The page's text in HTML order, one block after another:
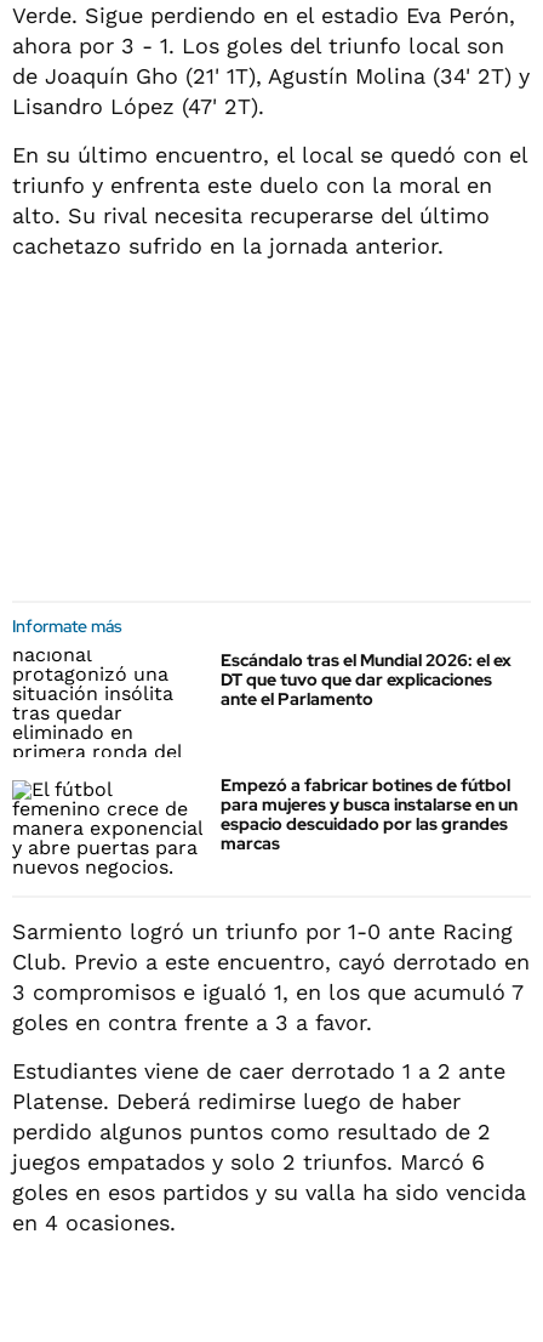
Verde. Sigue perdiendo en el estadio Eva Perón,
ahora por 3 - 1. Los goles del triunfo local son
de Joaquín Gho (21' 1T), Agustín Molina (34' 2T) y
Lisandro López (47' 2T).
En su último encuentro, el local se quedó con el
triunfo y enfrenta este duelo con la moral en
alto. Su rival necesita recuperarse del último
cachetazo sufrido en la jornada anterior.
Informate más
Escándalo tras el Mundial 2026: el ex
DT que tuvo que dar explicaciones
ante el Parlamento
Empezó a fabricar botines de fútbol
para mujeres y busca instalarse en un
espacio descuidado por las grandes
marcas
Sarmiento logró un triunfo por 1-0 ante Racing
Club. Previo a este encuentro, cayó derrotado en
3 compromisos e igualó 1, en los que acumuló 7
goles en contra frente a 3 a favor.
Estudiantes viene de caer derrotado 1 a 2 ante
Platense. Deberá redimirse luego de haber
perdido algunos puntos como resultado de 2
juegos empatados y solo 2 triunfos. Marcó 6
goles en esos partidos y su valla ha sido vencida
en 4 ocasiones.